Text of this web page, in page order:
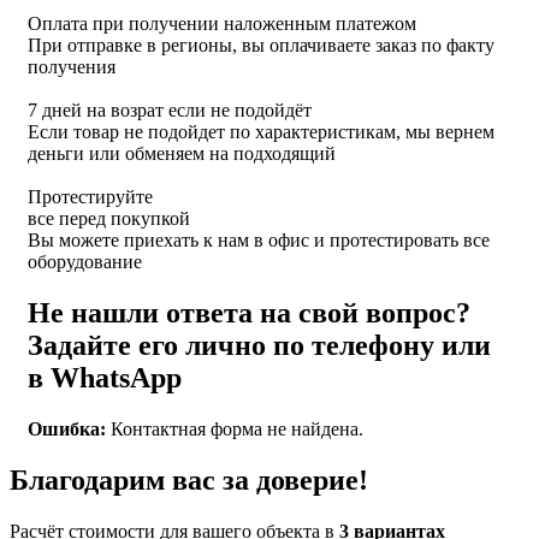
Оплата при получении наложенным платежом
При отправке в регионы, вы оплачиваете заказ по факту
получения
7 дней на возрат если не подойдёт
Если товар не подойдет по характеристикам, мы вернем
деньги или обменяем на подходящий
Протестируйте
все перед покупкой
Вы можете приехать к нам в офис и протестировать все
оборудование
Не нашли ответа на свой вопрос?
Задайте его лично по телефону или
в WhatsApp
Ошибка: Контактная форма не найдена.
Благодарим вас за доверие!
Расчёт стоимости для вашего объекта в 3 вариантах